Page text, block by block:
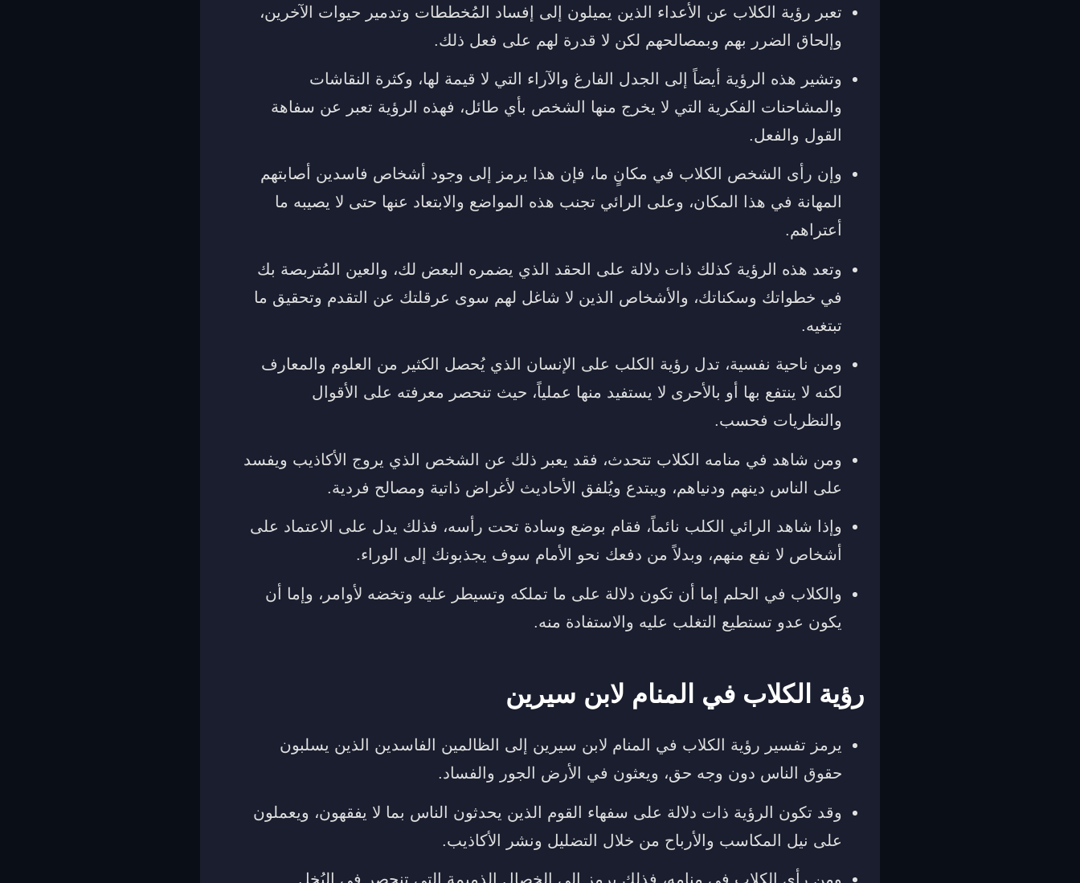
تعبر رؤية الكلاب عن الأعداء الذين يميلون إلى إفساد المُخططات وتدمير حيوات الآخرين،
وإلحاق الضرر بهم وبمصالحهم لكن لا قدرة لهم على فعل ذلك.
وتشير هذه الرؤية أيضاً إلى الجدل الفارغ والآراء التي لا قيمة لها، وكثرة النقاشات
والمشاحنات الفكرية التي لا يخرج منها الشخص بأي طائل، فهذه الرؤية تعبر عن سفاهة
القول والفعل.
وإن رأى الشخص الكلاب في مكانٍ ما، فإن هذا يرمز إلى وجود أشخاص فاسدين أصابتهم
المهانة في هذا المكان، وعلى الرائي تجنب هذه المواضع والابتعاد عنها حتى لا يصيبه ما
أعتراهم.
وتعد هذه الرؤية كذلك ذات دلالة على الحقد الذي يضمره البعض لك، والعين المُتربصة بك
في خطواتك وسكناتك، والأشخاص الذين لا شاغل لهم سوى عرقلتك عن التقدم وتحقيق ما
تبتغيه.
ومن ناحية نفسية، تدل رؤية الكلب على الإنسان الذي يُحصل الكثير من العلوم والمعارف
لكنه لا ينتفع بها أو بالأحرى لا يستفيد منها عملياً، حيث تنحصر معرفته على الأقوال
والنظريات فحسب.
ومن شاهد في منامه الكلاب تتحدث، فقد يعبر ذلك عن الشخص الذي يروج الأكاذيب ويفسد
على الناس دينهم ودنياهم، ويبتدع ويُلفق الأحاديث لأغراض ذاتية ومصالح فردية.
وإذا شاهد الرائي الكلب نائماً، فقام بوضع وسادة تحت رأسه، فذلك يدل على الاعتماد على
أشخاص لا نفع منهم، وبدلاً من دفعك نحو الأمام سوف يجذبونك إلى الوراء.
والكلاب في الحلم إما أن تكون دلالة على ما تملكه وتسيطر عليه وتخضه لأوامر، وإما أن
يكون عدو تستطيع التغلب عليه والاستفادة منه.
رؤية الكلاب في المنام لابن سيرين
يرمز تفسير رؤية الكلاب في المنام لابن سيرين إلى الظالمين الفاسدين الذين يسلبون
حقوق الناس دون وجه حق، ويعثون في الأرض الجور والفساد.
وقد تكون الرؤية ذات دلالة على سفهاء القوم الذين يحدثون الناس بما لا يفقهون، ويعملون
على نيل المكاسب والأرباح من خلال التضليل ونشر الأكاذيب.
ومن رأى الكلاب في منامه، فذلك يرمز إلى الخصال الذميمة التي تنحصر في البُخل